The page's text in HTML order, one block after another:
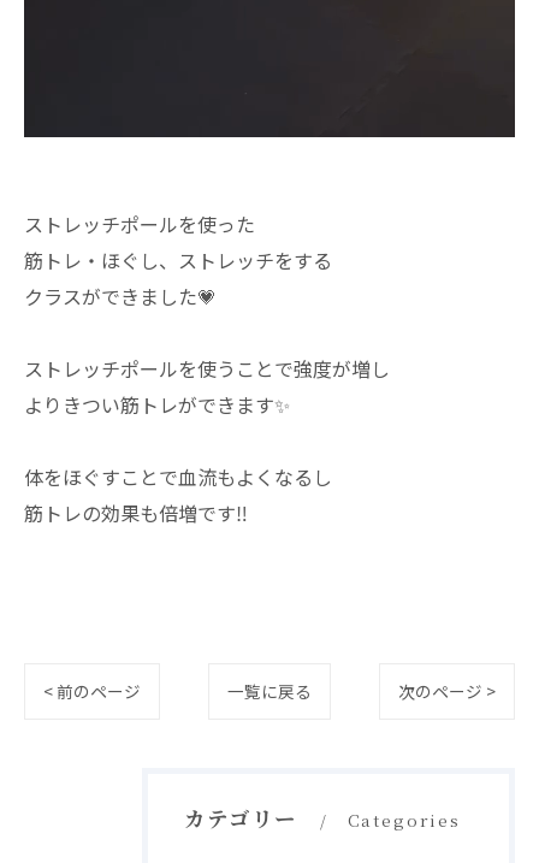
ストレッチポールを使った
筋トレ・ほぐし、ストレッチをする
クラスができました💗
ストレッチポールを使うことで強度が増し
よりきつい筋トレができます✨
体をほぐすことで血流もよくなるし
筋トレの効果も倍増です‼️
< 前のページ 一覧に戻る 次のページ >
カテゴリー Categories